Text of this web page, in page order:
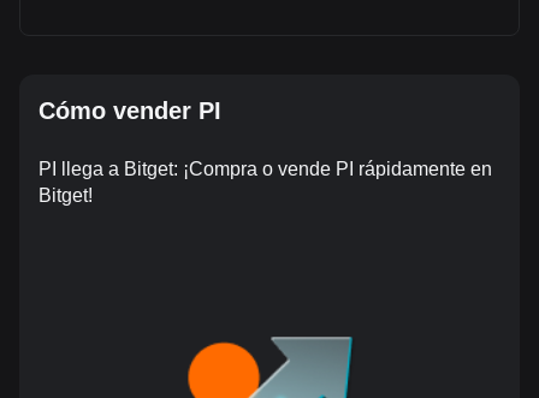
Cómo vender PI
PI llega a Bitget: ¡Compra o vende PI rápidamente en
Bitget!